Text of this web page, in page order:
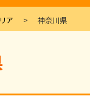
ア 神奈川県